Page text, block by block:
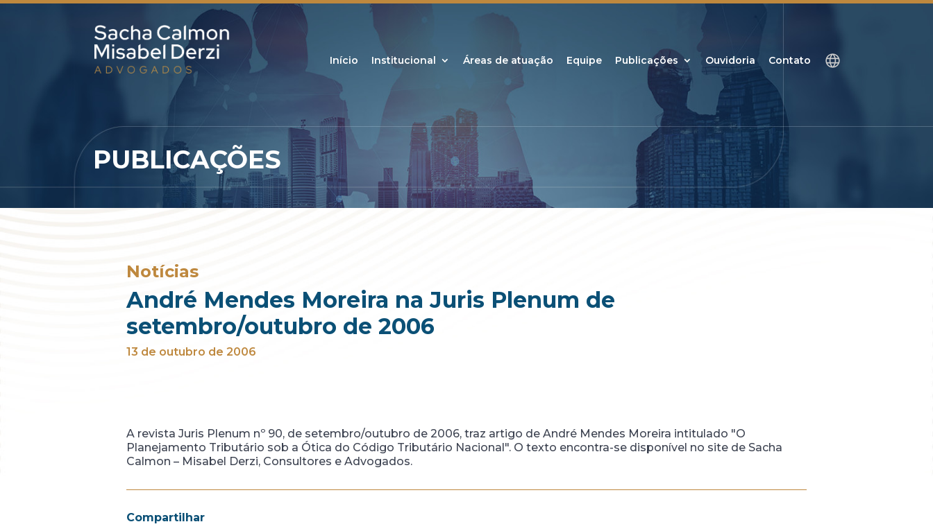
Início Institucional Áreas de atuação Equipe Publicações Ouvidoria Contato
PUBLICAÇÕES
Notícias
André Mendes Moreira na Juris Plenum de
setembro/outubro de 2006
13 de outubro de 2006
A revista Juris Plenum nº 90, de setembro/outubro de 2006, traz artigo de André Mendes Moreira intitulado "O
Planejamento Tributário sob a Ótica do Código Tributário Nacional". O texto encontra-se disponível no site de Sacha
Calmon – Misabel Derzi, Consultores e Advogados.
Compartilhar